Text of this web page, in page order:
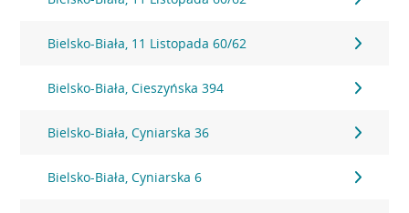
Bielsko-Biała, 11 Listopada 60/62
Bielsko-Biała, Cieszyńska 394
Bielsko-Biała, Cyniarska 36
Bielsko-Biała, Cyniarska 6